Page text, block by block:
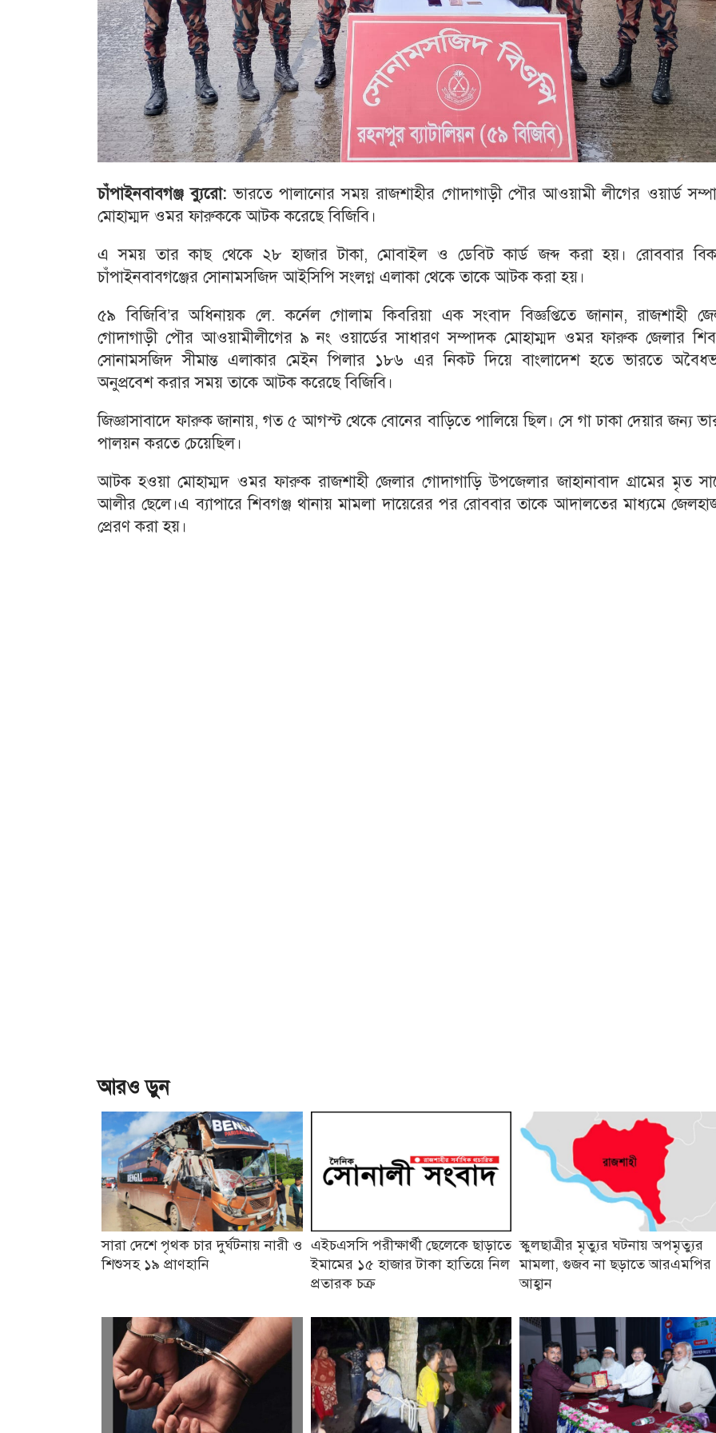
চাঁপাইনবাবগঞ্জ ব্যুরো: ভারতে পালানোর সময় রাজশাহীর গোদাগাড়ী পৌর আওয়ামী লীগের ওয়ার্ড
মোহাম্মদ ওমর ফারুককে আটক করেছে বিজিবি।
এ সময় তার কাছ থেকে ২৮ হাজার টাকা, মোবাইল ও ডেবিট কার্ড জব্দ করা হয়। রোববার
চাঁপাইনবাবগঞ্জের সোনামসজিদ আইসিপি সংলগ্ন এলাকা থেকে তাকে আটক করা হয়।
৫৯ বিজিবি’র অধিনায়ক লে. কর্নেল গোলাম কিবরিয়া এক সংবাদ বিজ্ঞপ্তিতে জানান, রাজশাহী
গোদাগাড়ী পৌর আওয়ামীলীগের ৯ নং ওয়ার্ডের সাধারণ সম্পাদক মোহাম্মদ ওমর ফারুক জেলার
সোনামসজিদ সীমান্ত এলাকার মেইন পিলার ১৮৬ এর নিকট দিয়ে বাংলাদেশ হতে ভারতে
অনুপ্রবেশ করার সময় তাকে আটক করেছে বিজিবি।
জিজ্ঞাসাবাদে ফারুক জানায়, গত ৫ আগস্ট থেকে বোনের বাড়িতে পালিয়ে ছিল। সে গা ঢাকা দেয়ার জন্য
পালয়ন করতে চেয়েছিল।
আটক হওয়া মোহাম্মদ ওমর ফারুক রাজশাহী জেলার গোদাগাড়ি উপজেলার জাহানাবাদ গ্রামের মৃত
আলীর ছেলে।এ ব্যাপারে শিবগঞ্জ থানায় মামলা দায়েরের পর রোববার তাকে আদালতের মাধ্যমে
প্রেরণ করা হয়।
আরও ড়ুন
সারা দেশে পৃথক চার দুর্ঘটনায় নারী ও
শিশুসহ ১৯ প্রাণহানি
এইচএসসি পরীক্ষার্থী ছেলেকে ছাড়াতে
ইমামের ১৫ হাজার টাকা হাতিয়ে নিল
প্রতারক চক্র
স্কুলছাত্রীর মৃত্যুর ঘটনায় অপমৃত্যুর
মামলা, গুজব না ছড়াতে আরএমপির
আহ্বান